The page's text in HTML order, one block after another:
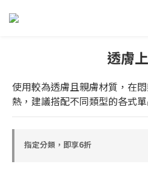
透膚
使用較為透膚且親膚材質，在
熱，建議搭配不同類型的各式
指定分類，即享6折